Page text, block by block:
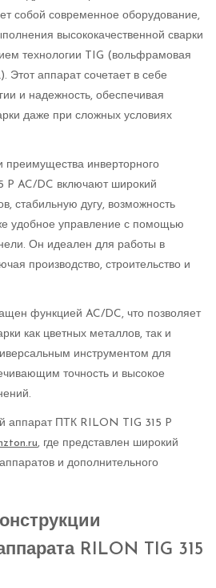
собой современное оборудование,
высококачественной сварки
технологии TIG (вольфрамовая
Этот аппарат сочетает в себе
и надежность, обеспечивая
даже при сложных условиях
инверторного
P AC/DC включают широкий
стабильную дугу, возможность
удобное управление с помощью
Он идеален для работы в
производство, строительство и
функцией AC/DC, что позволяет
как цветных металлов, так и
инструментом для
точность и высокое
аппарат ПТК RILON TIG 315 P
, где представлен широкий
и дополнительного
RILON TIG 315